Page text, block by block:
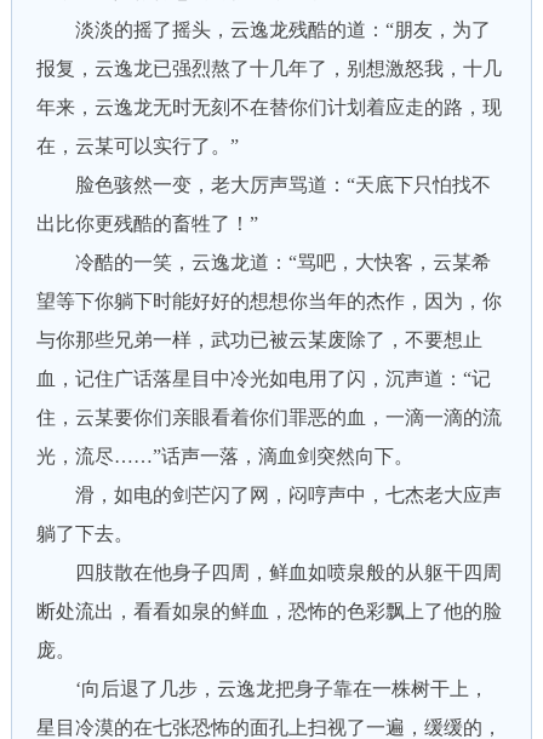
淡淡的摇了摇头，云逸龙残酷的道：“朋友，为了
报复，云逸龙已强烈熬了十几年了，别想激怒我，十几
年来，云逸龙无时无刻不在替你们计划着应走的路，现
在，云某可以实行了。”
脸色骇然一变，老大厉声骂道：“天底下只怕找不
出比你更残酷的畜牲了！”
冷酷的一笑，云逸龙道：“骂吧，大快客，云某希
望等下你躺下时能好好的想想你当年的杰作，因为，你
与你那些兄弟一样，武功已被云某废除了，不要想止
血，记住广话落星目中冷光如电用了闪，沉声道：“记
住，云某要你们亲眼看着你们罪恶的血，一滴一滴的流
光，流尽……”话声一落，滴血剑突然向下。
滑，如电的剑芒闪了网，闷哼声中，七杰老大应声
躺了下去。
四肢散在他身子四周，鲜血如喷泉般的从躯干四周
断处流出，看看如泉的鲜血，恐怖的色彩飘上了他的脸
庞。
‘向后退了几步，云逸龙把身子靠在一株树干上，
星目冷漠的在七张恐怖的面孔上扫视了一遍，缓缓的，